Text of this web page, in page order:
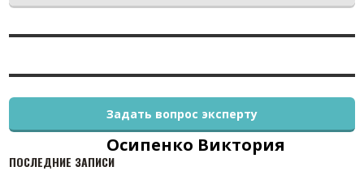
Осипенко Виктория
Задать вопрос эксперту
ПОСЛЕДНИЕ ЗАПИСИ